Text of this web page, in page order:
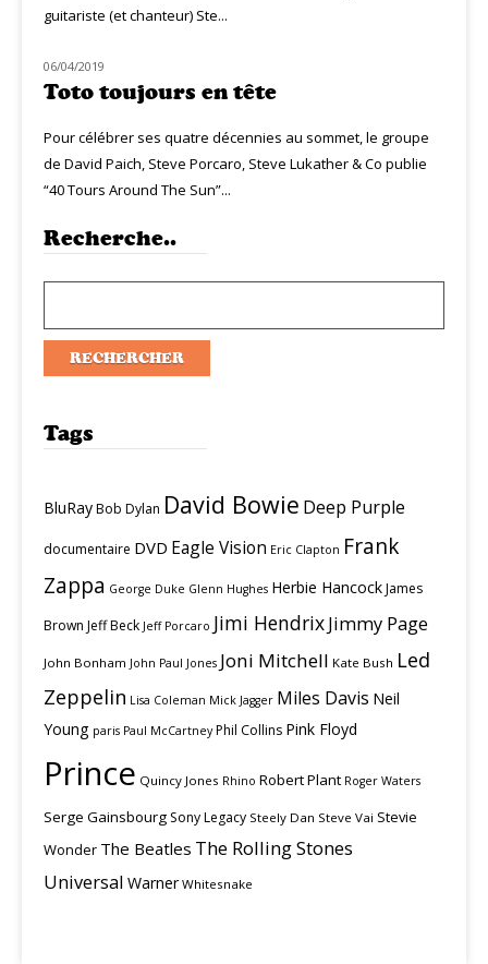
guitariste (et chanteur) Ste...
NOUVEAUTÉS
06/04/2019
Toto toujours en tête
Pour célébrer ses quatre décennies au sommet, le groupe
de David Paich, Steve Porcaro, Steve Lukather & Co publie
“40 Tours Around The Sun”...
Recherche..
Tags
BluRayBob Dylan David Bowie Deep Purple
documentaire DVD Eagle Vision Eric Clapton Frank
Zappa George Duke Glenn Hughes Herbie HancockJames
Brown Jeff Beck Jeff Porcaro Jimi HendrixJimmy Page
John Bonham John Paul Jones Joni Mitchell Kate Bush Led
Zeppelin Lisa Coleman Mick Jagger Miles Davis Neil
Young paris Paul McCartney Phil Collins Pink Floyd
Prince Quincy Jones Rhino Robert Plant Roger Waters
Serge Gainsbourg Sony Legacy Steely Dan Steve Vai Stevie
Wonder The Beatles The Rolling Stones
Universal Warner Whitesnake